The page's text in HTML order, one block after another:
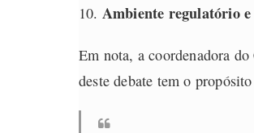
Ambiente regulatório
Em nota, a coordenadora
deste debate tem o